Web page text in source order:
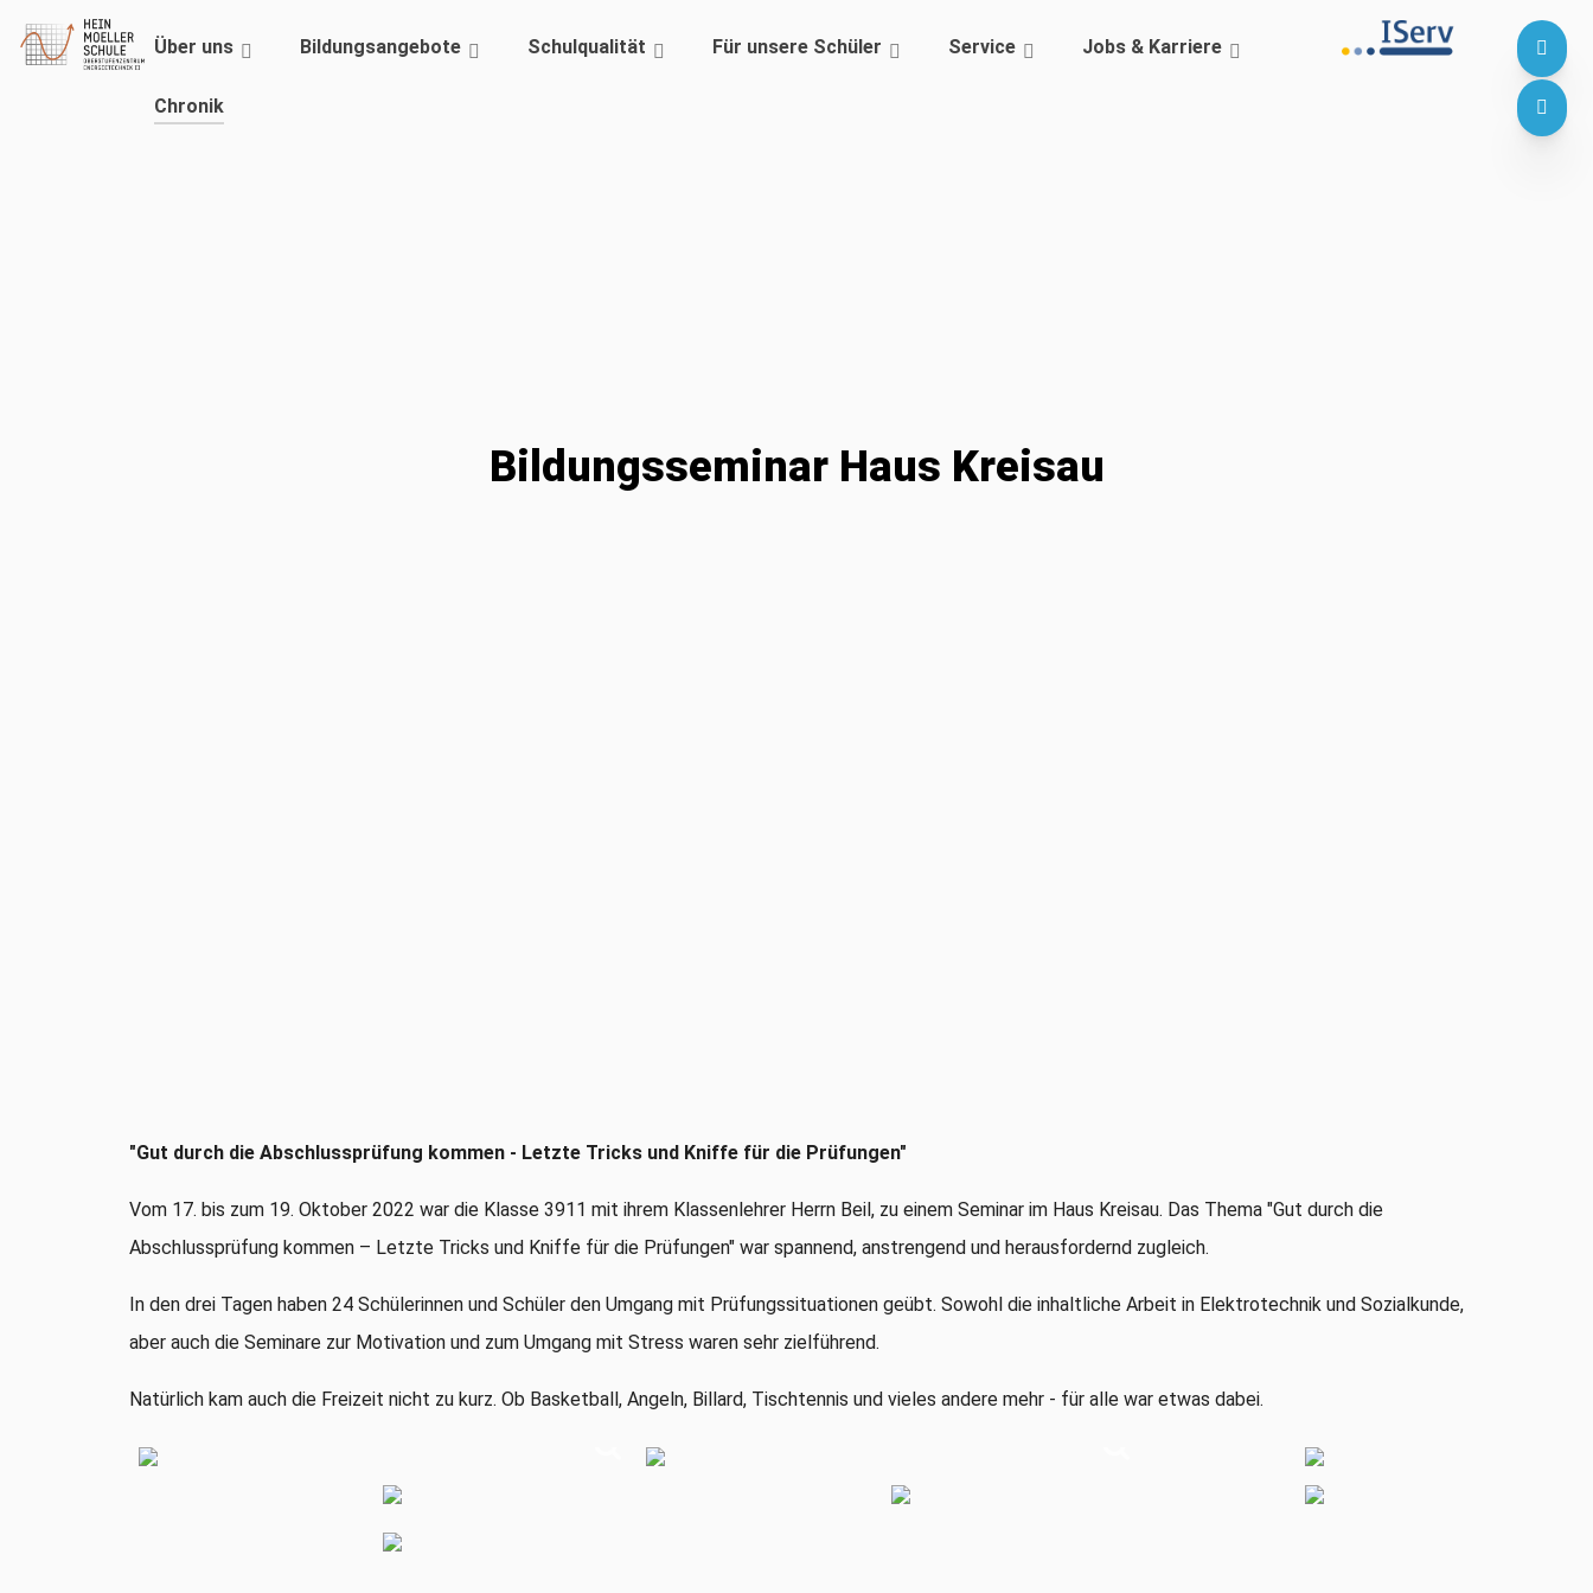
Über uns Bildungsangebote Schulqualität Für unsere Schüler Service Jobs & Karriere
Chronik
Bildungsseminar Haus Kreisau
"Gut durch die Abschlussprüfung kommen - Letzte Tricks und Kniffe für die Prüfungen"
Vom 17. bis zum 19. Oktober 2022 war die Klasse 3911 mit ihrem Klassenlehrer Herrn Beil , zu einem Seminar im Haus Kreisau. Das Thema "Gut durch die
Abschlussprüfung kommen – Letzte Tricks und Kniffe für die Prüfungen" war spannend, anstrengend und herausfordernd zugleich.
In den drei Tagen haben 24 Schülerinnen und Schüler den Umgang mit Prüfungssituationen geübt. Sowohl die inhaltliche Arbeit in Elektrotechnik und Sozia lkunde,
aber auch die Seminare zur Motivation und zum Umgang mit Stress waren sehr zielführend.
Natürlich kam auch die Freizeit nicht zu kurz. Ob Basketball, Angeln, Billard, Tischtennis und vieles andere mehr - für alle war etwas dabei.